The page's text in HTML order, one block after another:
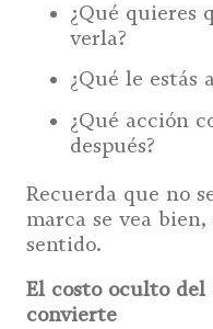
¿Qué quieres
verla?
¿Qué le estás
¿Qué acción
después?
Recuerda que no
marca se vea
sentido.
El costo oculto
convierte